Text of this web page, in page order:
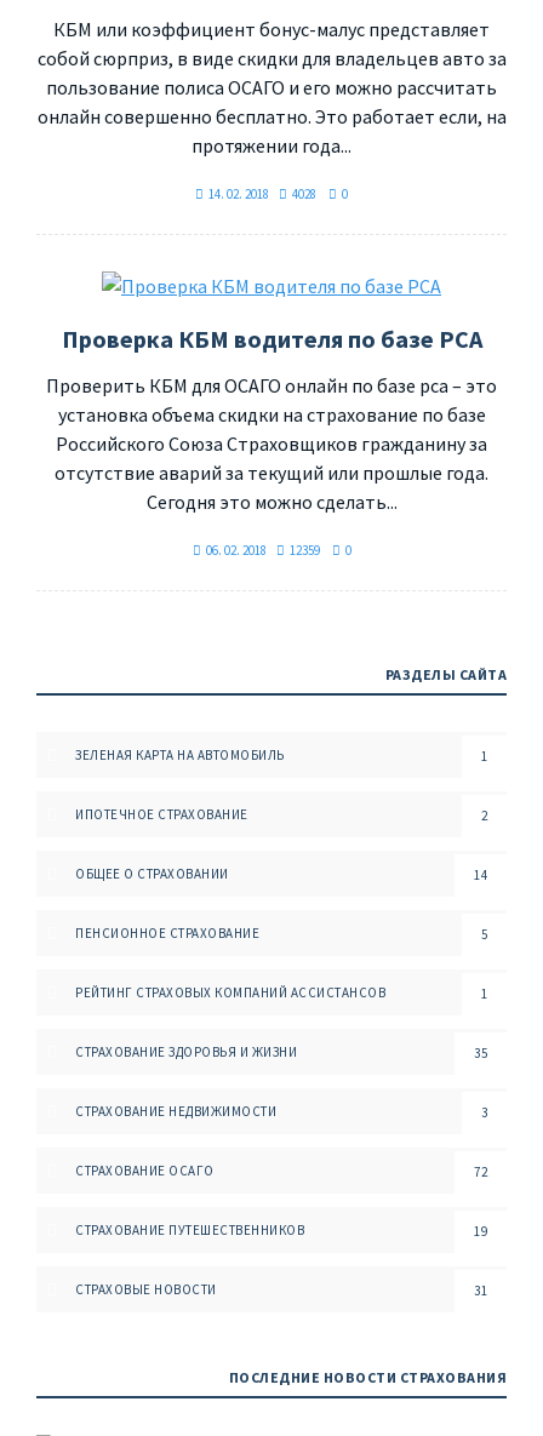
КБМ или коэффициент бонус-малус представляет
собой сюрприз, в виде скидки для владельцев авто за
пользование полиса ОСАГО и его можно рассчитать
онлайн совершенно бесплатно. Это работает если, на
протяжении года...
14. 02. 2018 4028 0
Проверка КБМ водителя по базе РСА
Проверить КБМ для ОСАГО онлайн по базе рса – это
установка объема скидки на страхование по базе
Российского Союза Страховщиков гражданину за
отсутствие аварий за текущий или прошлые года.
Сегодня это можно сделать...
06. 02. 2018 12359 0
РАЗДЕЛЫ САЙТА
ЗЕЛЕНАЯ КАРТА НА АВТОМОБИЛЬ 1
ИПОТЕЧНОЕ СТРАХОВАНИЕ 2
ОБЩЕЕ О СТРАХОВАНИИ 14
ПЕНСИОННОЕ СТРАХОВАНИЕ 5
РЕЙТИНГ СТРАХОВЫХ КОМПАНИЙ АССИСТАНСОВ 1
СТРАХОВАНИЕ ЗДОРОВЬЯ И ЖИЗНИ 35
СТРАХОВАНИЕ НЕДВИЖИМОСТИ 3
СТРАХОВАНИЕ ОСАГО 72
СТРАХОВАНИЕ ПУТЕШЕСТВЕННИКОВ 19
СТРАХОВЫЕ НОВОСТИ 31
ПОСЛЕДНИЕ НОВОСТИ СТРАХОВАНИЯ